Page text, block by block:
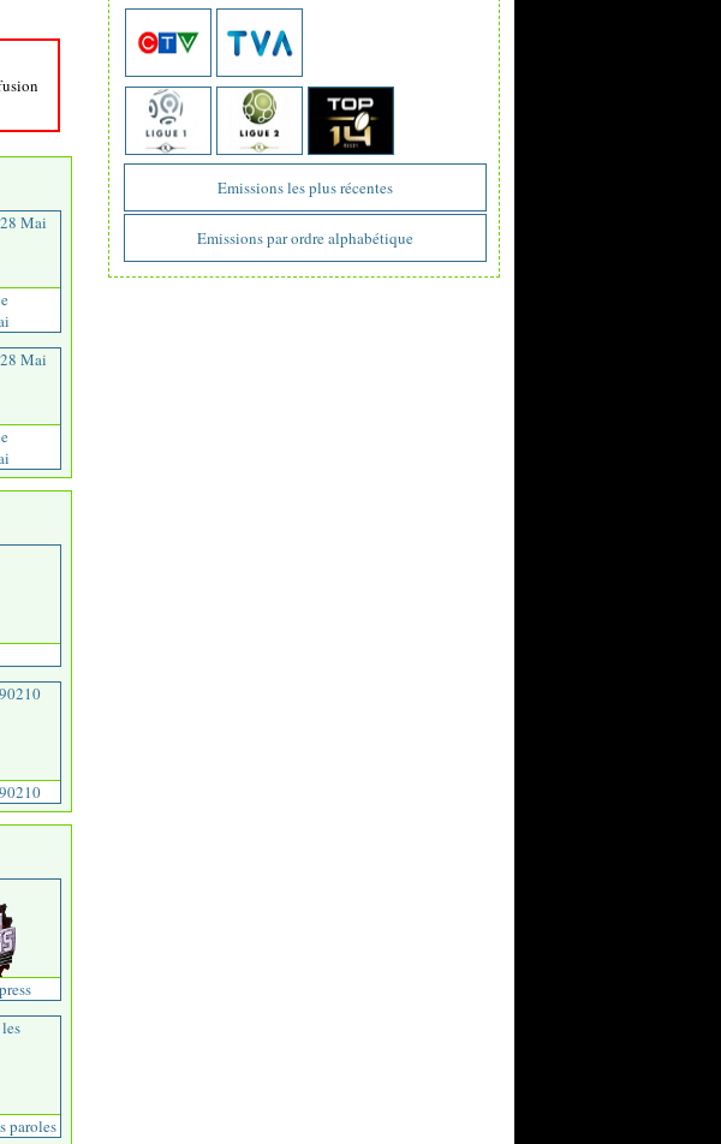
Emissions les plus récentes
Emissions par ordre alphabétique
paroles